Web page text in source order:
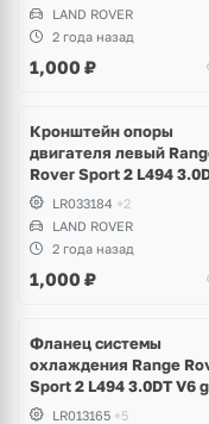
LAND ROVER
2 года назад
1,000 ₽
Кронштейн опоры
двигателя левый
Rover Sport 2 L494
gen2 Twin-turbo
LR033184 +2
LAND ROVER
2 года назад
1,000 ₽
Фланец системы
охлаждения Range
Sport 2 L494 3.0DT V6
Twin-turbo
LR013165 +5